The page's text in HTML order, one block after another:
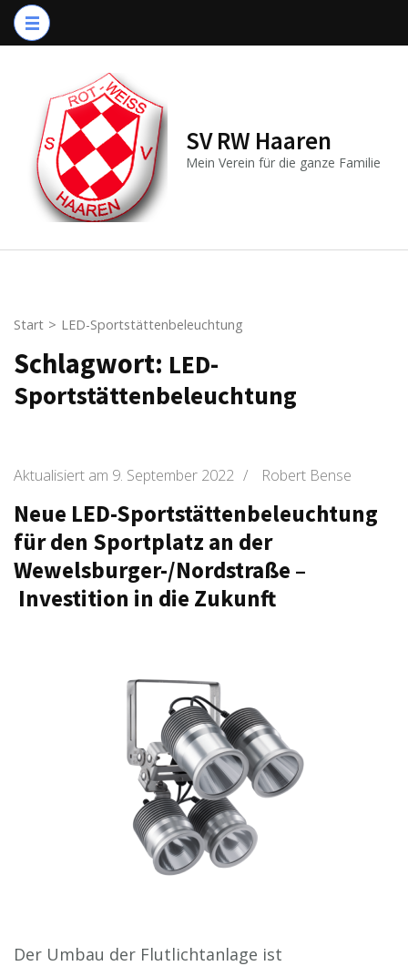
Zum
Inhalt
drücken)
SV RW Haaren
Mein Verein für die ganze Familie
Start > LED-Sportstättenbeleuchtung
Schlagwort: LED-
Sportstättenbeleuchtung
Aktualisiert am 9. September 2022 / Robert Bense
Neue LED-Sportstättenbeleuchtung
für den Sportplatz an der
Wewelsburger-/Nordstraße –
Investition in die Zukunft
Der Umbau der Flutlichtanlage ist